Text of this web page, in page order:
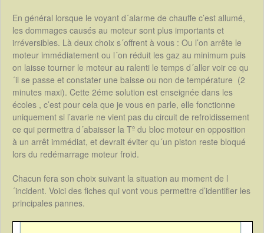
En général lorsque le voyant d´alarme de chauffe c’est allumé,
les dommages causés au moteur sont plus importants et
irréversibles. Là deux choix s´offrent à vous : Ou l’on arrête le
moteur immédiatement ou l´on réduit les gaz au minimum puis
on laisse tourner le moteur au ralenti le temps d´aller voir ce qu
´il se passe et constater une baisse ou non de température (2
minutes maxi). Cette 2éme solution est enseignée dans les
écoles , c’est pour cela que je vous en parle, elle fonctionne
uniquement si l’avarie ne vient pas du circuit de refroidissement
ce qui permettra d´abaisser la Tº du bloc moteur en opposition
à un arrêt immédiat, et devrait éviter qu´un piston reste bloqué
lors du redémarrage moteur froid.
Chacun fera son choix suivant la situation au moment de l
´incident. Voici des fiches qui vont vous permettre d’identifier les
principales pannes.